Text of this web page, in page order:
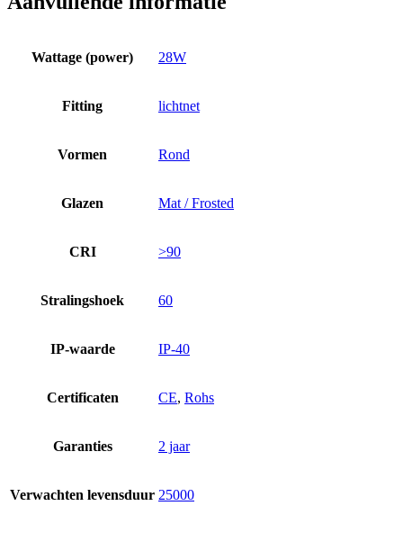
Wattage (power) 28W
Fitting lichtnet
Vormen Rond
Glazen Mat / Frosted
CRI >90
Stralingshoek 60
IP-waarde IP-40
Certificaten CE, Rohs
Garanties 2 jaar
Verwachten levensduur 25000